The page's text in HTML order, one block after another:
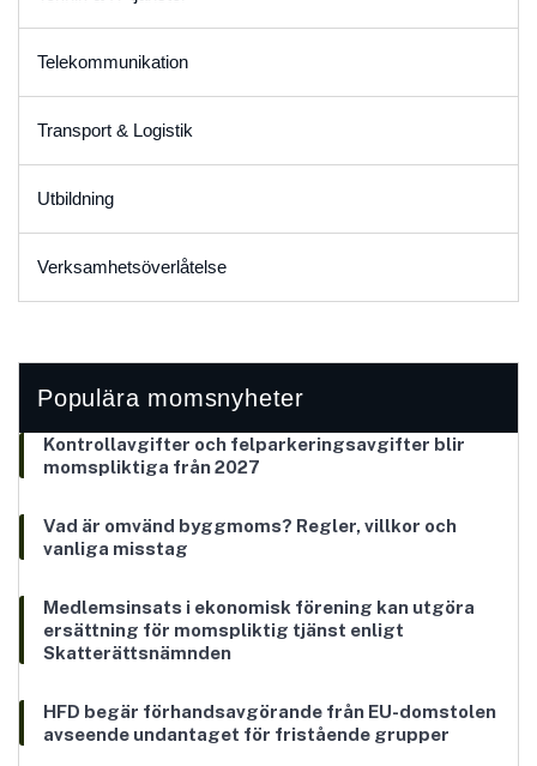
Telekommunikation
Transport & Logistik
Utbildning
Verksamhetsöverlåtelse
Populära momsnyheter
Kontrollavgifter och felparkeringsavgifter blir
momspliktiga från 2027
Vad är omvänd byggmoms? Regler, villkor och
vanliga misstag
Medlemsinsats i ekonomisk förening kan utgöra
ersättning för momspliktig tjänst enligt
Skatterättsnämnden
HFD begär förhandsavgörande från EU-domstolen
avseende undantaget för fristående grupper